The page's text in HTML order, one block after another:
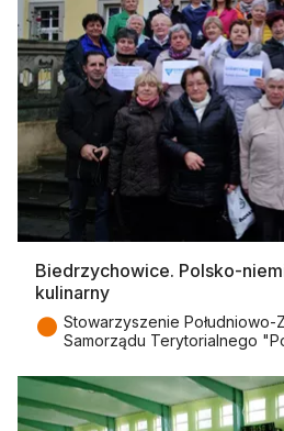
Biedrzychowice. Polsko-
kulinarny
● Stowarzyszenie Południowo-
Samorządu Terytorialnego